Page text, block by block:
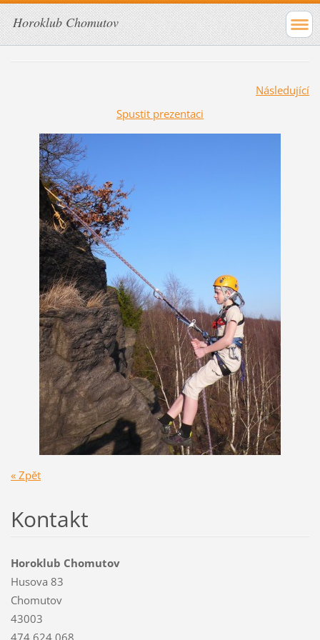
Horoklub Chomutov
Následující
Spustit prezentaci
« Zpět
Kontakt
Horoklub Chomutov
Husova 83
Chomutov
43003
474 624 068